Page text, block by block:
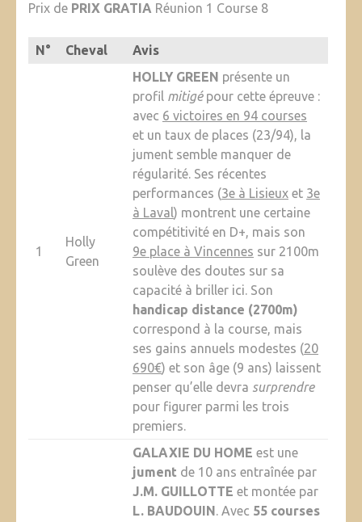
Prix de PRIX GRATIA Réunion 1 Course 8
N° Cheval Avis
1
Holly
Green
HOLLY GREEN présente un
profil mitigépour cette épreuve :
avec 6 victoires en 94 courses
et un taux de places (23/94), la
jument semble manquer de
régularité. Ses récentes
performances (3e à Lisieuxet 3e
à Laval) montrent une certaine
compétitivité en D+, mais son
9e place à Vincennes sur 2100m
soulève des doutes sur sa
capacité à briller ici. Son
handicap distance (2700m)
correspond à la course, mais
ses gains annuels modestes (20
690€) et son âge (9 ans) laissent
penser qu’elle devra surprendre
pour figurer parmi les trois
premiers.
GALAXIE DU HOME est une
jument de 10 ans entraînée par
J.M. GUILLOTTE et montée par
L. BAUDOUIN. Avec 55 courses